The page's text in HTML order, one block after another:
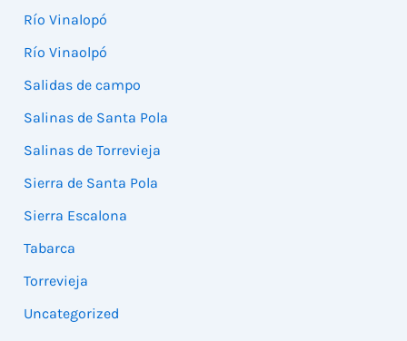
Río Vinalopó
Río Vinaolpó
Salidas de campo
Salinas de Santa Pola
Salinas de Torrevieja
Sierra de Santa Pola
Sierra Escalona
Tabarca
Torrevieja
Uncategorized